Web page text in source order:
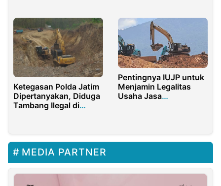
Ketegasan Polda Jatim
Dipertanyakan, Diduga
Tambang Ilegal di
Pentingnya IUJP untuk
Menjamin Legalitas
Usaha Jasa
MEDIA PARTNER